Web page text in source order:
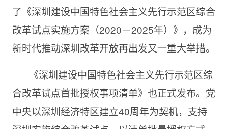
了《深圳建设中国特色社会主义先行示范区综合
改革试点实施方案（2020－2025年）》，成为
新时代推动深圳改革开放再出发又一重大举措。
《深圳建设中国特色社会主义先行示范区综
合改革试点首批授权事项清单》也正式发布。党
中央以深圳经济特区建立40周年为契机，支持